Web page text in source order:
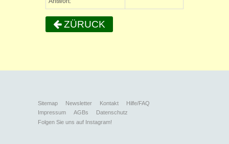
ZÜRUCK
Sitemap Newsletter Kontakt
Hilfe/FAQ
Impressum
AGBs
Datenschutz
Folgen Sie uns auf Instagram!